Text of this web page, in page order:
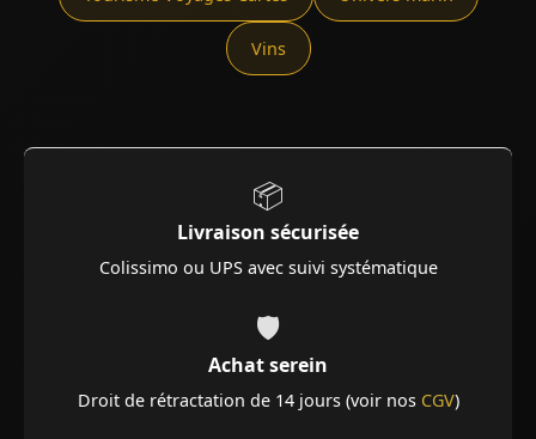
Vins
📦
Livraison sécurisée
Colissimo ou UPS avec suivi systématique
🛡️
Achat serein
Droit de rétractation de 14 jours (voir nos CGV)